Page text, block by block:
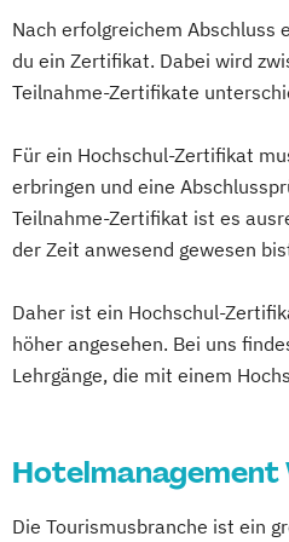
Nach erfolgreichem Abschluss
du ein Zertifikat. Dabei wird
Teilnahme-Zertifikate
Für ein Hochschul-Zertifikat
erbringen und eine
Teilnahme-Zertifikat ist es
der Zeit anwesend gewesen
Daher ist ein Hochschul-
höher angesehen. Bei uns
Lehrgänge, die mit einem
Die Tourismusbranche ist ein